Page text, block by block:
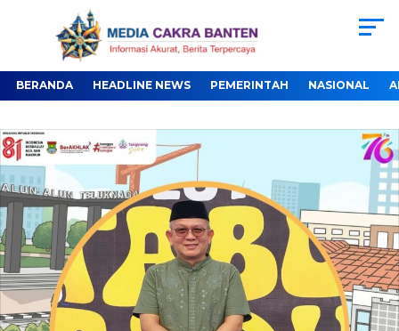
BERANDA HEADLINE NEWS PEMERINTAH NASIONAL